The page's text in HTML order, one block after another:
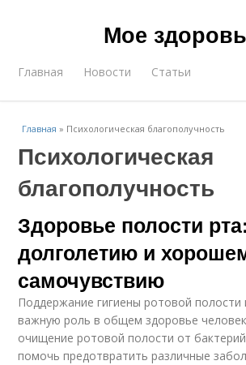
Мое
Главная Новости Статьи
Главная » Психологическая благополучность
Психологическая
благополучность
Здоровье полости
долголетию и
самочувствию
Поддержание гигиены ротовой полости
важную роль в общем здоровье
очищение ротовой полости от
помочь предотвратить различные